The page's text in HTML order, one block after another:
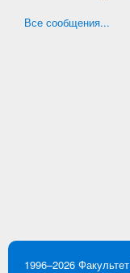
Все сообщения...
1996–2026